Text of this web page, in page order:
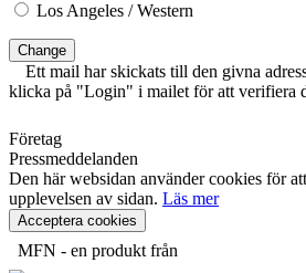
Los Angeles / Western
Change
Ett mail har skickats till den givna
klicka på "Login" i mailet för att verifiera
Företag
Pressmeddelanden
Den här websidan använder cookies för
upplevelsen av sidan. Läs mer
Acceptera cookies
MFN - en produkt från